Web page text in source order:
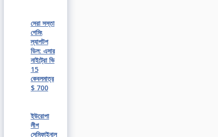
সেরা সস্তা
গেমিং
ল্যাপটপ
ডিল: এসার
নাইট্রো ভি
15
কেবলমাত্র
$ 700
ইউরোপা
লীগ
সেমিফাইনাল